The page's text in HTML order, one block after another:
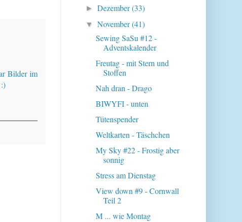
Bilder im
►Dezember(33)
▼November(41)
Sewing SaSu #12 -
Adventskalender
Freutag - mit Stern und
Stoffen
Nah dran - Drago
BIWYFI - unten
Tütenspender
Weltkarten - Täschchen
My Sky #22 - Frostig aber
sonnig
Stress am Dienstag
View down #9 - Cornwall
Teil 2
M ... wie Montag